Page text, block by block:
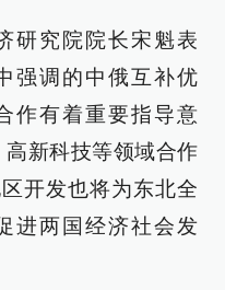
研究院院长宋魁表
强调的中俄互补优
作有着重要指导意
高新科技等领域合作
开发也将为东北全
进两国经济社会发